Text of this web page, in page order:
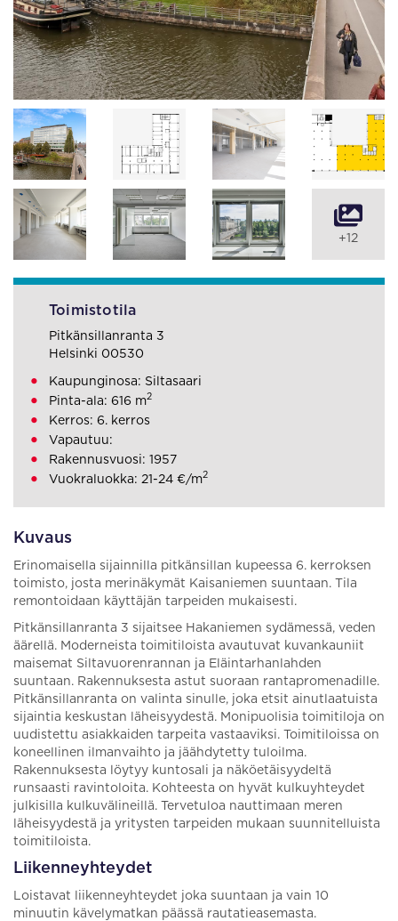
Kuvaus
Erinomaisella sijainnilla pitkänsillan kupeessa 6. kerroksen
toimisto, josta merinäkymät Kaisaniemen suuntaan. Tila
remontoidaan käyttäjän tarpeiden mukaisesti.
Pitkänsillanranta 3 sijaitsee Hakaniemen sydämessä, veden
äärellä. Moderneista toimitiloista avautuvat kuvankauniit
maisemat Siltavuorenrannan ja Eläintarhanlahden
suuntaan. Rakennuksesta astut suoraan rantapromenadille.
Pitkänsillanranta on valinta sinulle, joka etsit ainutlaatuista
sijaintia keskustan läheisyydestä. Monipuolisia toimitiloja on
uudistettu asiakkaiden tarpeita vastaaviksi. Toimitiloissa on
koneellinen ilmanvaihto ja jäähdytetty tuloilma.
Rakennuksesta löytyy kuntosali ja näköetäisyydeltä
runsaasti ravintoloita. Kohteesta on hyvät kulkuyhteydet
julkisilla kulkuvälineillä. Tervetuloa nauttimaan meren
läheisyydestä ja yritysten tarpeiden mukaan suunnitelluista
toimitiloista.
Liikenneyhteydet
Loistavat liikenneyhteydet joka suuntaan ja vain 10
minuutin kävelymatkan päässä rautatieasemasta.
+12
Toimistotila
Pitkänsillanranta 3
Helsinki 00530
Kaupunginosa: Siltasaari
Pinta-ala: 616 m2
Kerros: 6. kerros
Vapautuu:
Rakennusvuosi: 1957
Vuokraluokka: 21-24 €/m2